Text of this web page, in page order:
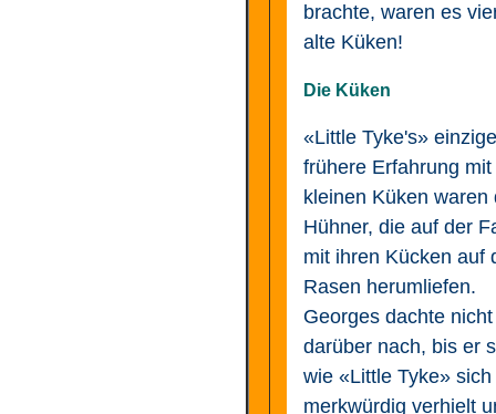
brachte, waren es
alte Küken!
Die Küken
«Little Tyke's» einzige
frühere Erfahrung mit
kleinen Küken waren
Hühner, die auf der
mit ihren Kücken auf
Rasen herumliefen.
Georges dachte
darüber nach, bis er
wie «Little Tyke» sich
merkwürdig verhielt